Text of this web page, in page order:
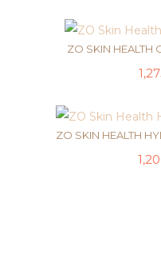
ZO SKIN HEALTH
ZO SKIN HEALTH